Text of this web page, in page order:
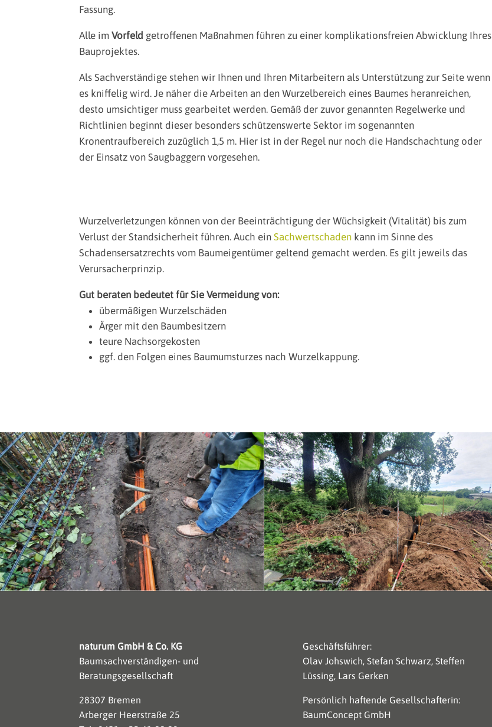
Fassung.
Alle imVorfeld getroffenen Maßnahmen führen zu einer komplikationsfreien Abwicklung Ihres
Bauprojektes.
Als Sachverständige stehen wir Ihnen und Ihren Mitarbeitern als Unterstützung zur Seite wenn
es kniffelig wird. Je näher die Arbeiten an den Wurzelbereich eines Baumes heranreichen,
desto umsichtiger muss gearbeitet werden. Gemäß der zuvor genannten Regelwerke und
Richtlinien beginnt dieser besonders schützenswerte Sektor im sogenannten
Kronentraufbereich zuzüglich 1,5 m. Hier ist in der Regel nur noch die Handschachtung oder
der Einsatz von Saugbaggern vorgesehen.
Wurzelverletzungen können von der Beeinträchtigung der Wüchsigkeit (Vitalität) bis zum
Verlust der Standsicherheit führen. Auch einSachwertschaden kann im Sinne des
Schadensersatzrechts vom Baumeigentümer geltend gemacht werden. Es gilt jeweils das
Verursacherprinzip.
Gut beraten bedeutet für Sie Vermeidung von:
übermäßigen Wurzelschäden
Ärger mit den Baumbesitzern
teure Nachsorgekosten
ggf. den Folgen eines Baumumsturzes nach Wurzelkappung.
naturum GmbH & Co. KG
Baumsachverständigen- und
Beratungsgesellschaft
28307 Bremen
Arberger Heerstraße 25
Geschäftsführer:
Olav Johswich, Stefan Schwarz, Steffen
Lüssing, Lars Gerken
Persönlich haftende Gesellschafterin:
BaumConcept GmbH